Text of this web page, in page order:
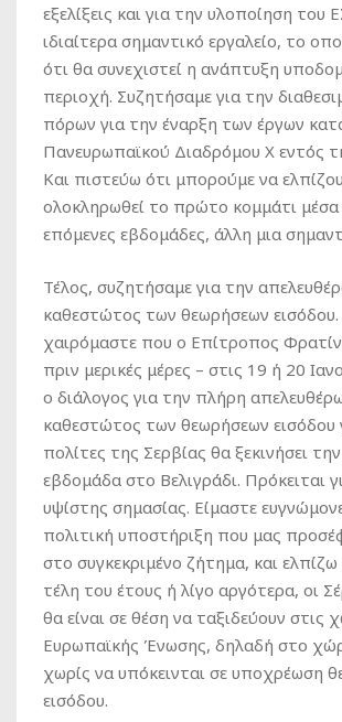
εξελίξεις και για την υλοποίηση του
ιδιαίτερα σημαντικό εργαλείο, το
ότι θα συνεχιστεί η ανάπτυξη
περιοχή. Συζητήσαμε για την
πόρων για την έναρξη των έργων
Πανευρωπαϊκού Διαδρόμου Χ εντός
Και πιστεύω ότι μπορούμε να
ολοκληρωθεί το πρώτο κομμάτι μέσα
επόμενες εβδομάδες, άλλη μια
Τέλος, συζητήσαμε για την
καθεστώτος των θεωρήσεων εισόδου.
χαιρόμαστε που ο Επίτροπος
πριν μερικές μέρες – στις 19 ή 20
ο διάλογος για την πλήρη
καθεστώτος των θεωρήσεων εισόδου
πολίτες της Σερβίας θα ξεκινήσει
εβδομάδα στο Βελιγράδι. Πρόκειται
υψίστης σημασίας. Είμαστε
πολιτική υποστήριξη που μας
στο συγκεκριμένο ζήτημα, και
τέλη του έτους ή λίγο αργότερα, οι
θα είναι σε θέση να ταξιδεύουν στις
Ευρωπαϊκής Ένωσης, δηλαδή στο
χωρίς να υπόκεινται σε υποχρέωση
εισόδου.